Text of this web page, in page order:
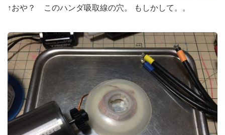
↑おや？ このハンダ吸取線の穴。 もしかして。。